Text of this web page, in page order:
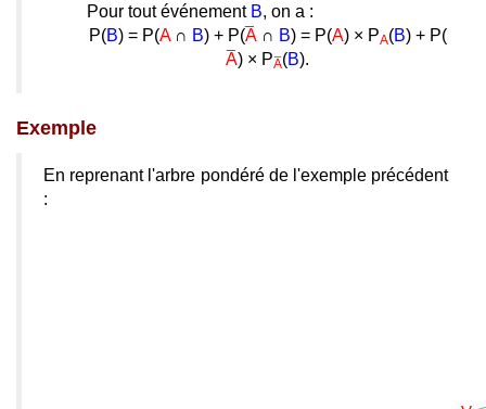
Pour tout événement B, on a :
P(B) = P(A∩ B) + P(A∩ B) = P(A) × PA(B) + P(
A) × PA(B).
Exemple
En reprenant l'arbre pondéré de l'exemple précédent
: